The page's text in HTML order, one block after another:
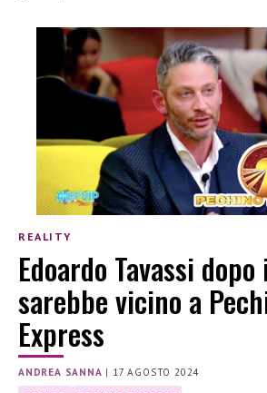
REALITY
Edoardo Tavassi
sarebbe vicino a
Express
ANDREA SANNA | 17 AGOSTO 2024